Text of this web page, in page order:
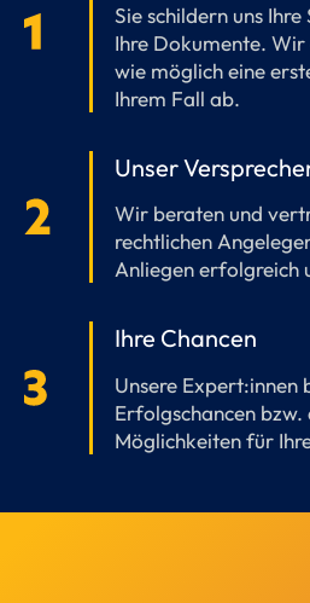
Sie schildern uns
Ihre Dokumente. Wir
wie möglich eine
Ihrem Fall ab.
Unser
Wir beraten und
rechtlichen
Anliegen erfolgreich
Ihre Chancen
Unsere Expert:innen
Erfolgschancen
Möglichkeiten für